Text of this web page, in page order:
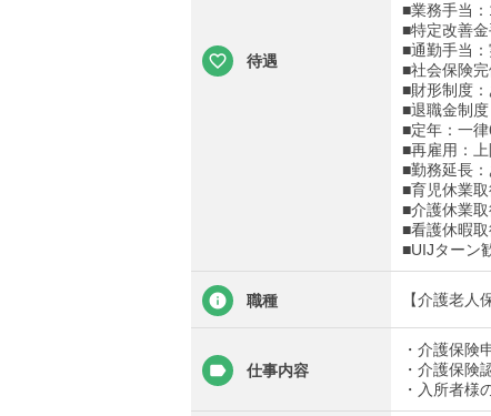
待遇
■業務手当
■特定改善
■通勤手当
■社会保険
■財形制度：
■退職金制度
■定年：一
■再雇用：
■勤務延長：
■育児休業
■介護休業
■看護休暇
■UIJターン
職種 【介護老
仕事内容
・介護保険
・介護保険
・入所者様